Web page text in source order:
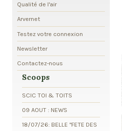
Qualité de l'air
Arvernet
Testez votre connexion
Newsletter
Contactez-nous
Scoops
SCIC TOI & TOITS
09 AOUT : NEWS
18/07/26: BELLE "FETE DES